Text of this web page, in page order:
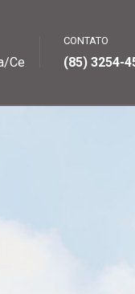
Ce
CONTATO
(85) 3254-